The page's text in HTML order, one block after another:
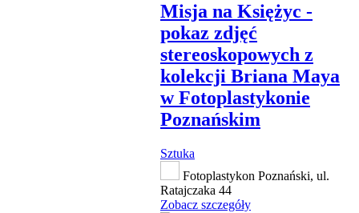
Misja na Księżyc -
pokaz zdjęć
stereoskopowych z
kolekcji Briana Maya
w Fotoplastykonie
Poznańskim
Sztuka
Fotoplastykon Poznański, ul.
Ratajczaka 44
Zobacz szczegóły